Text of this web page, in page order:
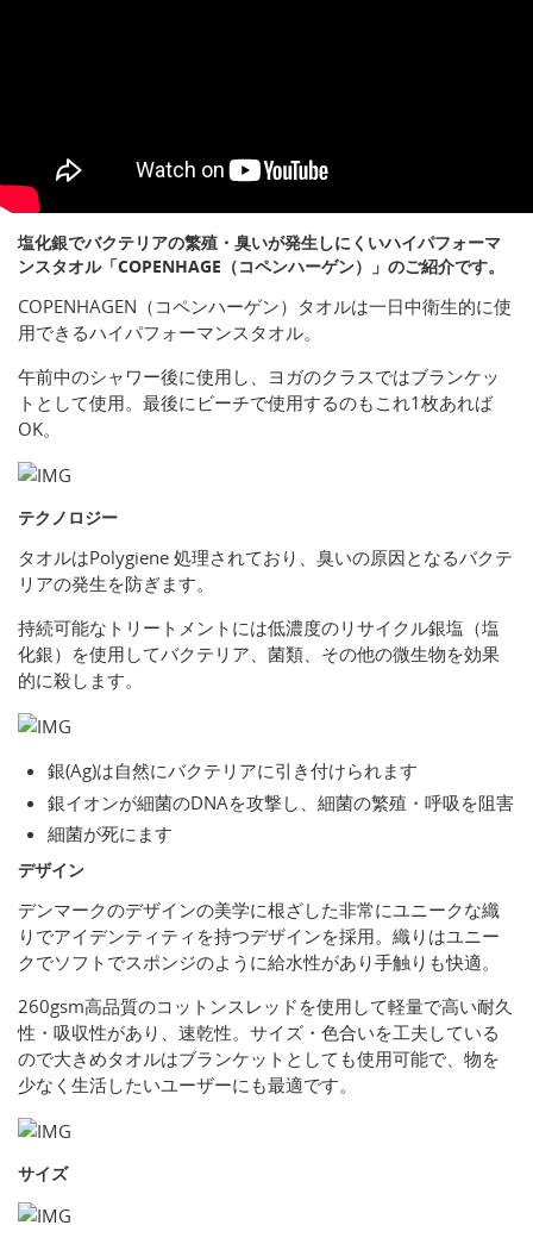
塩化銀でバクテリアの繁殖・臭いが発生しにくいハイパフォーマ
ンスタオル「COPENHAGE（コペンハーゲン）」のご紹介です。
COPENHAGEN（コペンハーゲン）タオルは一日中衛生的に使
用できるハイパフォーマンスタオル。
午前中のシャワー後に使用し、ヨガのクラスではブランケッ
トとして使用。最後にビーチで使用するのもこれ1枚あれば
OK。
テクノロジー
タオルはPolygiene 処理されており、臭いの原因となるバクテ
リアの発生を防ぎます。
持続可能なトリートメントには低濃度のリサイクル銀塩（塩
化銀）を使用してバクテリア、菌類、その他の微生物を効果
的に殺します。
銀(Ag)は自然にバクテリアに引き付けられます
銀イオンが細菌のDNAを攻撃し、細菌の繁殖・呼吸を阻害
細菌が死にます
デザイン
デンマークのデザインの美学に根ざした非常にユニークな織
りでアイデンティティを持つデザインを採用。織りはユニー
クでソフトでスポンジのように給水性があり手触りも快適。
260gsm高品質のコットンスレッドを使用して軽量で高い耐久
性・吸収性があり、速乾性。サイズ・色合いを工夫している
ので大きめタオルはブランケットとしても使用可能で、物を
少なく生活したいユーザーにも最適です。
サイズ